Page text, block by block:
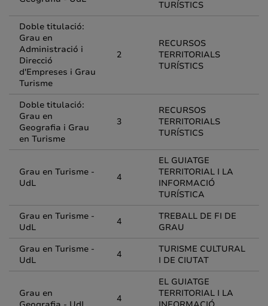
TURÍSTICS
Doble titulació:
Grau en
Administració i
Direcció
d'Empreses i Grau
Turisme
2
RECURSOS
TERRITORIALS
TURÍSTICS
Doble titulació:
Grau en
Geografia i Grau
en Turisme
3
RECURSOS
TERRITORIALS
TURÍSTICS
Grau en Turisme -
UdL
4
EL GUIATGE
TERRITORIAL I LA
INFORMACIÓ
TURÍSTICA
Grau en Turisme -
UdL
4
TREBALL DE FI DE
GRAU
Grau en Turisme -
UdL
4
TURISME CULTURAL
I DE CIUTAT
Grau en
4
EL GUIATGE
TERRITORIAL I LA